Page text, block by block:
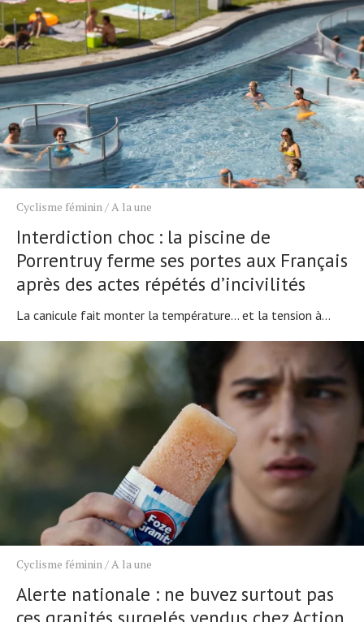
Cyclisme féminin/A la une
Interdiction choc : la piscine de
Porrentruy ferme ses portes aux Français
après des actes répétés d’incivilités
La canicule fait monter la température… et la tension à...
Cyclisme féminin/A la une
Alerte nationale : ne buvez surtout pas